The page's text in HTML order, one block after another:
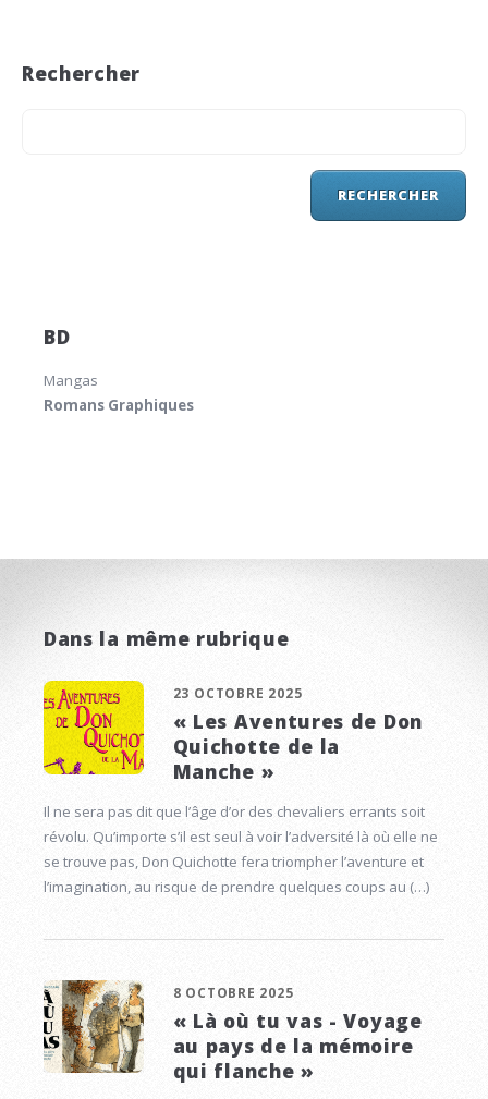
Rechercher
BD
Mangas
Romans Graphiques
Dans la même rubrique
23 OCTOBRE 2025
« Les Aventures de Don
Quichotte de la
Manche »
Il ne sera pas dit que l’âge d’or des chevaliers errants soit
révolu. Qu’importe s’il est seul à voir l’adversité là où elle ne
se trouve pas, Don Quichotte fera triompher l’aventure et
l’imagination, au risque de prendre quelques coups au (…)
8 OCTOBRE 2025
« Là où tu vas - Voyage
au pays de la mémoire
qui flanche »